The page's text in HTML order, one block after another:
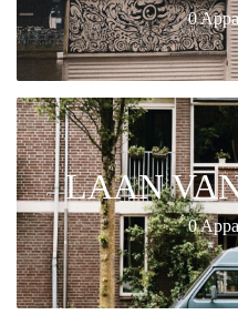
0
LAAN
0